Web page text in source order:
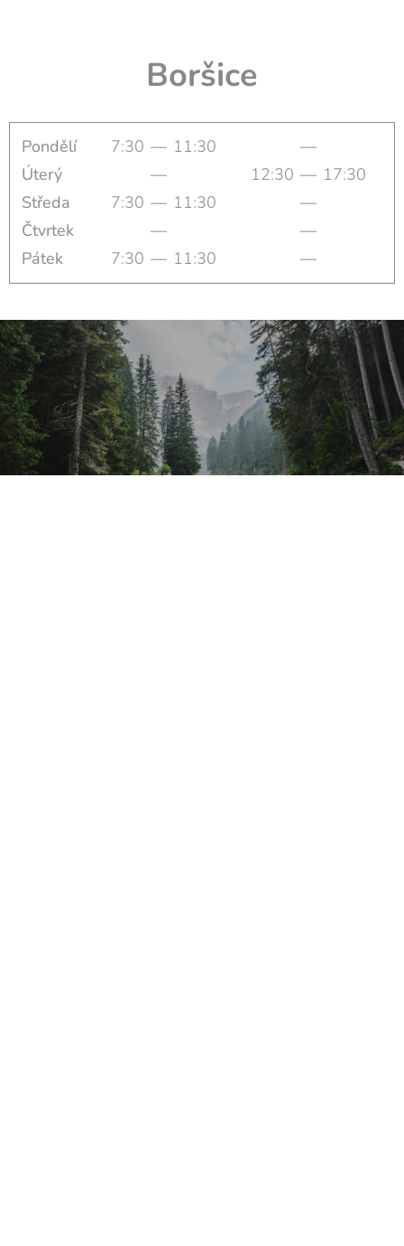
Boršice
Pondělí 7:30 — 11:30
—
Úterý
— 12:30 — 17:30
Středa
7:30 — 11:30
—
Čtvrtek
—
—
Pátek
7:30 — 11:30 —